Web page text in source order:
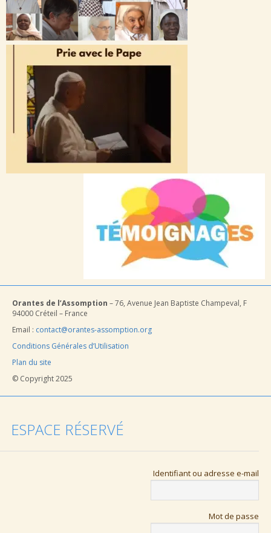
Orantes de l’Assomption – 76, Avenue Jean Baptiste Champeval, F
94000 Créteil – France
Email : contact@orantes-assomption.org
Conditions Générales d’Utilisation
Plan du site
© Copyright 2025
ESPACE RÉSERVÉ
Identifiant ou adresse e-mail
Mot de passe